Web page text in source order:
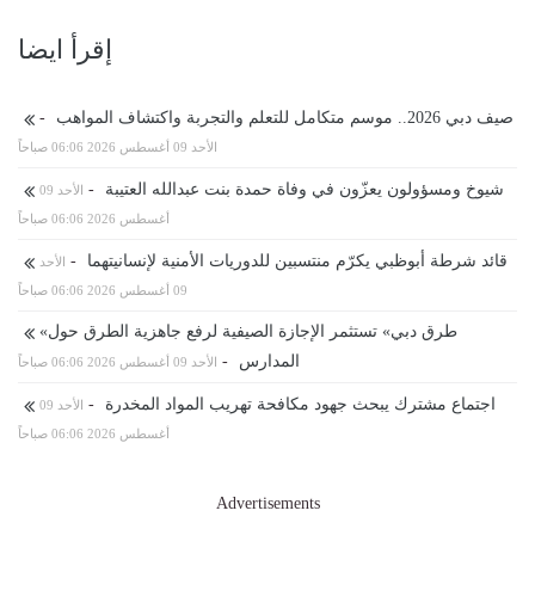
إقرأ ايضا
صيف دبي 2026.. موسم متكامل للتعلم والتجربة واكتشاف المواهب -
الأحد 09 أغسطس 2026 06:06 صباحاً
شيوخ ومسؤولون يعزّون في وفاة حمدة بنت عبدالله العتيبة -
الأحد 09
أغسطس 2026 06:06 صباحاً
قائد شرطة أبوظبي يكرّم منتسبين للدوريات الأمنية لإنسانيتهما - الأحد
09 أغسطس 2026 06:06 صباحاً
«طرق دبي» تستثمر الإجازة الصيفية لرفع جاهزية الطرق حول
المدارس
- الأحد 09 أغسطس 2026 06:06 صباحاً
اجتماع مشترك يبحث جهود مكافحة تهريب المواد المخدرة -
الأحد 09
أغسطس 2026 06:06 صباحاً
Advertisements